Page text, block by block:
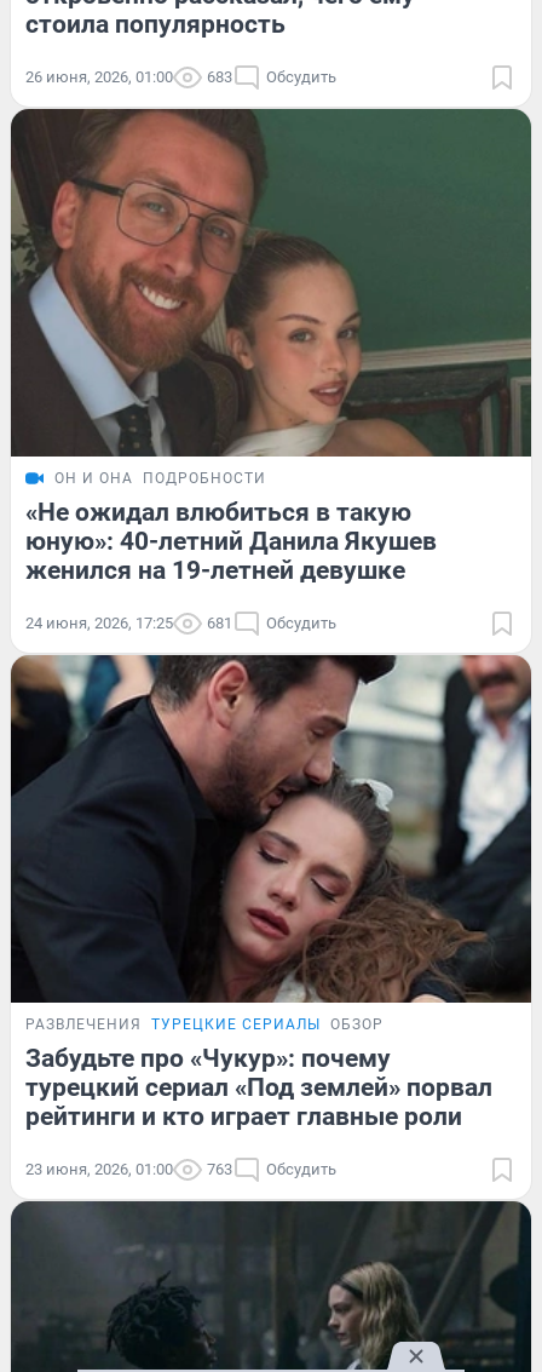
стоила популярность
26 июня, 2026, 01:00 683 Обсудить
ОН И ОНА ПОДРОБНОСТИ
«Не ожидал влюбиться в такую
юную»: 40-летний Данила Якушев
женился на 19-летней девушке
24 июня, 2026, 17:25 681 Обсудить
РАЗВЛЕЧЕНИЯ ТУРЕЦКИЕ СЕРИАЛЫ ОБЗОР
Забудьте про «Чукур»: почему
турецкий сериал «Под землей» порвал
рейтинги и кто играет главные роли
23 июня, 2026, 01:00 763 Обсудить